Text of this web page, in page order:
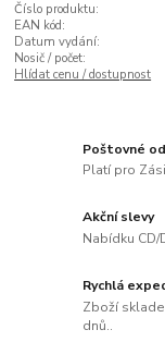
Číslo produktu:
EAN kód:
Datum vydání:
Nosič / počet:
Hlídat cenu / dostupnost
Poštovné
Platí pro
Akční slevy
Nabídku
Rychlá
Zboží
dnů..